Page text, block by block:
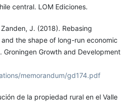
central. LOM Ediciones.
J. (2018). Rebasing
and the shape of long-run economic
Growth and Development
memorandum/gd174.pdf
de la propiedad rural en el Valle